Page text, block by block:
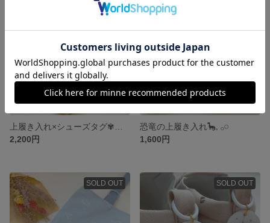
SOLD OUT
2,200円
恐竜の上履き入れ🦕𓈒 𓂂𓏸
1,600円
SOLD OUT SOLD OUT